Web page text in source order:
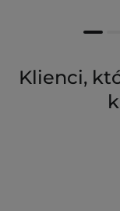
Klienci,